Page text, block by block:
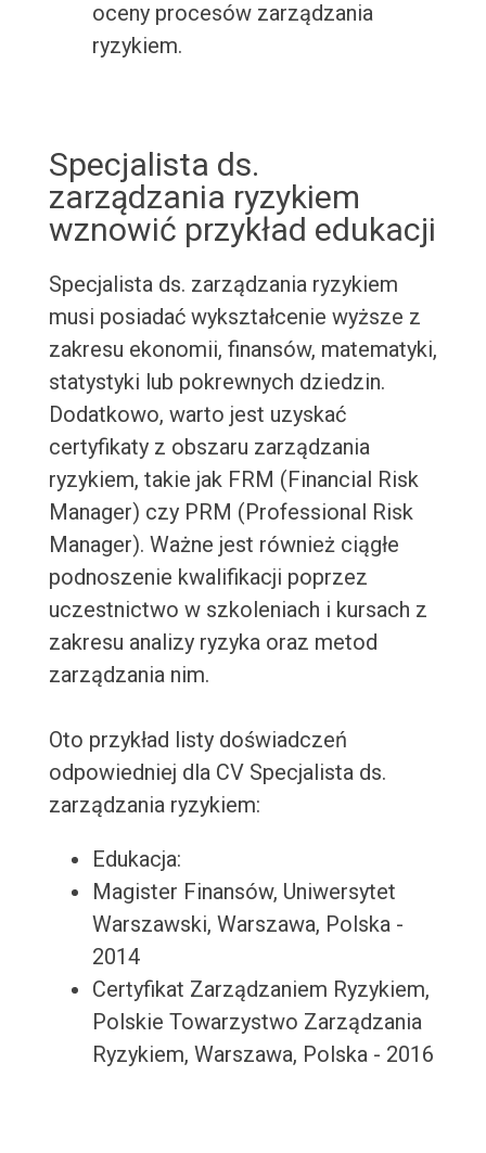
oceny procesów zarządzania
ryzykiem.
Specjalista ds.
zarządzania ryzykiem
wznowić przykład edukacji
Specjalista ds. zarządzania ryzykiem
musi posiadać wykształcenie wyższe z
zakresu ekonomii, finansów, matematyki,
statystyki lub pokrewnych dziedzin.
Dodatkowo, warto jest uzyskać
certyfikaty z obszaru zarządzania
ryzykiem, takie jak FRM (Financial Risk
Manager) czy PRM (Professional Risk
Manager). Ważne jest również ciągłe
podnoszenie kwalifikacji poprzez
uczestnictwo w szkoleniach i kursach z
zakresu analizy ryzyka oraz metod
zarządzania nim.
Oto przykład listy doświadczeń
odpowiedniej dla CV Specjalista ds.
zarządzania ryzykiem:
Edukacja:
Magister Finansów, Uniwersytet
Warszawski, Warszawa, Polska -
2014
Certyfikat Zarządzaniem Ryzykiem,
Polskie Towarzystwo Zarządzania
Ryzykiem, Warszawa, Polska - 2016